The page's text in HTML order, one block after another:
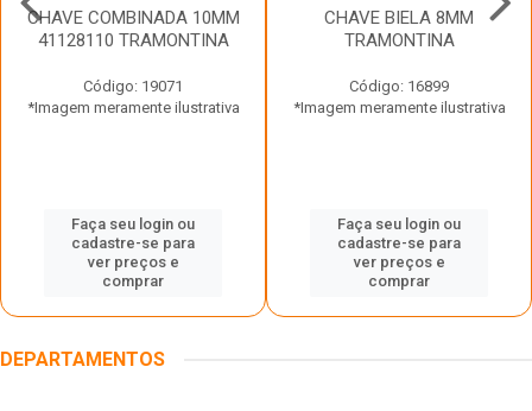
CHAVE COMBINADA 10MM
41128110 TRAMONTINA
Código: 19071
*Imagem meramente ilustrativa
Faça seu login ou
cadastre-se para
ver preços e
comprar
CHAVE BIELA 8MM
TRAMONTINA
Código: 16899
*Imagem meramente ilustrativa
Faça seu login ou
cadastre-se para
ver preços e
comprar
DEPARTAMENTOS